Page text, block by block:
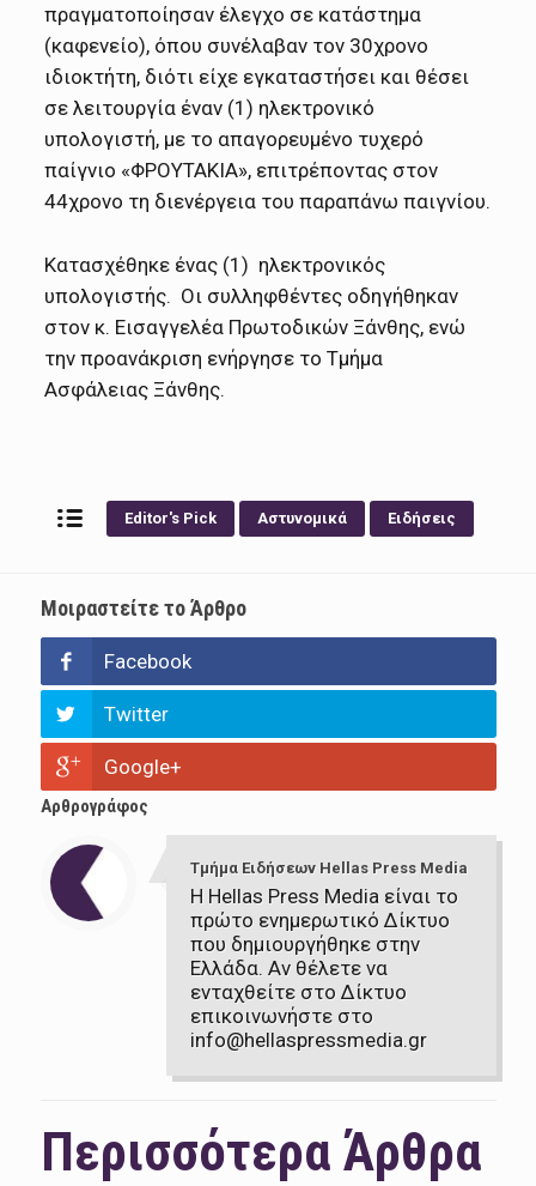
πραγματοποίησαν έλεγχο σε κατάστημα
(καφενείο), όπου συνέλαβαν τον 30χρονο
ιδιοκτήτη, διότι είχε εγκαταστήσει και θέσει
σε λειτουργία έναν (1) ηλεκτρονικό
υπολογιστή, με το απαγορευμένο τυχερό
παίγνιο «ΦΡΟΥΤΑΚΙΑ», επιτρέποντας στον
44χρονο τη διενέργεια του παραπάνω παιγνίου.
Κατασχέθηκε ένας (1) ηλεκτρονικός
υπολογιστής. Οι συλληφθέντες οδηγήθηκαν
στον κ. Εισαγγελέα Πρωτοδικών Ξάνθης, ενώ
την προανάκριση ενήργησε το Τμήμα
Ασφάλειας Ξάνθης.
Editor's Pick Αστυνομικά Ειδήσεις
Μοιραστείτε το Άρθρο
Facebook
Twitter
Google+
Αρθρογράφος
Τμήμα Ειδήσεων Hellas Press Media
Η Hellas Press Media είναι το
πρώτο ενημερωτικό Δίκτυο
που δημιουργήθηκε στην
Ελλάδα. Αν θέλετε να
ενταχθείτε στο Δίκτυο
επικοινωνήστε στο
info@hellaspressmedia.gr
Περισσότερα Άρθρα